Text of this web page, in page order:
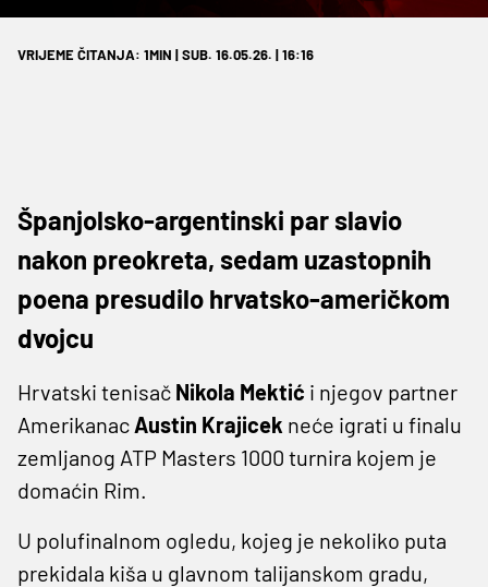
VRIJEME ČITANJA: 1MIN | SUB. 16.05.26. | 16:16
Španjolsko-argentinski par slavio
nakon preokreta, sedam uzastopnih
poena presudilo hrvatsko-američkom
dvojcu
Hrvatski tenisač Nikola Mektić i njegov partner
Amerikanac Austin Krajicek neće igrati u finalu
zemljanog ATP Masters 1000 turnira kojem je
domaćin Rim.
U polufinalnom ogledu, kojeg je nekoliko puta
prekidala kiša u glavnom talijanskom gradu,